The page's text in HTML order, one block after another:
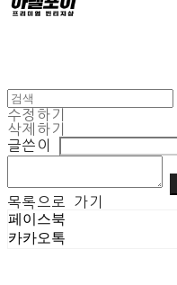
수정하기
삭제하기
글쓴이
목록으로 가기
페이스북
카카오톡